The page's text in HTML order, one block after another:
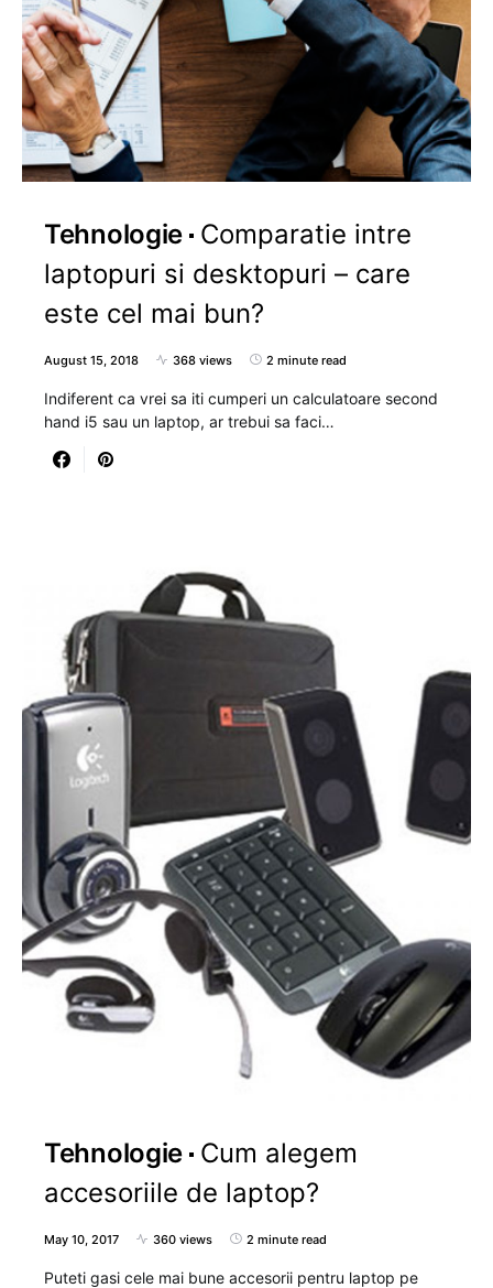
Tehnologie Comparatie intre
laptopuri si desktopuri – care
este cel mai bun?
August 15, 2018 368 views 2 minute read
Indiferent ca vrei sa iti cumperi un calculatoare second
hand i5 sau un laptop, ar trebui sa faci…
Tehnologie Cum alegem
accesoriile de laptop?
May 10, 2017 360 views 2 minute read
Puteti gasi cele mai bune accesorii pentru laptop pe